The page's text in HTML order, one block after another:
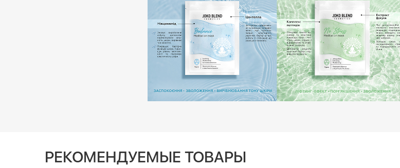
РЕКОМЕНДУЕМЫЕ ТОВАРЫ